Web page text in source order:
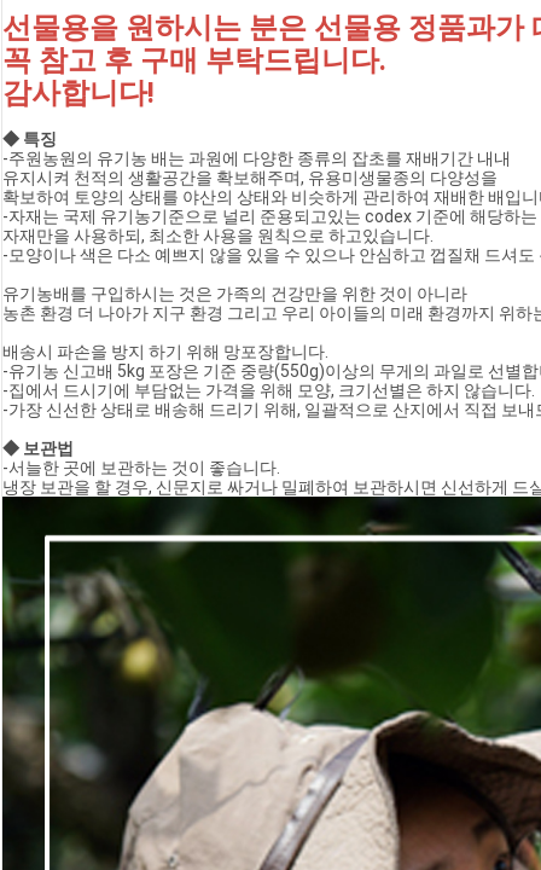
선물용을 원하시는 분은 선물용 정품과가
꼭 참고 후 구매 부탁드립니다.
감사합니다!
◆ 특징
-주원농원의 유기농 배는 과원에 다양한 종류의 잡초를 재배기간 내내
유지시켜 천적의 생활공간을 확보해주며, 유용미생물종의 다양성을
확보하여 토양의 상태를 야산의 상태와 비슷하게 관리하여 재배한 배입
-자재는 국제 유기농기준으로 널리 준용되고있는 codex 기준에 해당하는
자재만을 사용하되, 최소한 사용을 원칙으로 하고있습니다.
-모양이나 색은 다소 예쁘지 않을 있을 수 있으나 안심하고 껍질채 드셔도
유기농배를 구입하시는 것은 가족의 건강만을 위한 것이 아니라
농촌 환경 더 나아가 지구 환경 그리고 우리 아이들의 미래 환경까지 위하
배송시 파손을 방지 하기 위해 망포장합니다.
-유기농 신고배 5kg 포장은 기준 중량(550g)이상의 무게의 과일로 선별
-집에서 드시기에 부담없는 가격을 위해 모양, 크기선별은 하지 않습니다.
-가장 신선한 상태로 배송해 드리기 위해, 일괄적으로 산지에서 직접 보내
◆ 보관법
-서늘한 곳에 보관하는 것이 좋습니다.
냉장 보관을 할 경우, 신문지로 싸거나 밀폐하여 보관하시면 신선하게 드